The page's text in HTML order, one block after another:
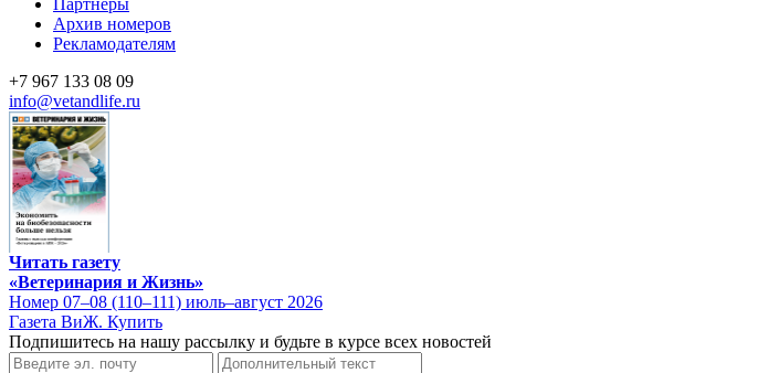
Партнеры
Архив номеров
Рекламодателям
+7 967 133 08 09
info@vetandlife.ru
Читать газету
«Ветеринария и Жизнь»
Номер 07–08 (110–111) июль–август 2026
Газета ВиЖ. Купить
Подпишитесь на нашу рассылку и будьте в курсе всех новостей